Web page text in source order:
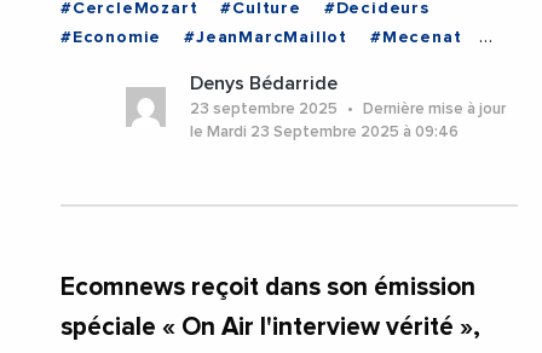
#CercleMozart #Culture
#Decideurs
#Economie
#JeanMarcMaillot
#Mecenat
#Montpellier
#Occitanie
Denys Bédarride
23 septembre 2025
Dernière mise à jour
le Mardi 23 Septembre 2025 à 09:46
Ecomnews reçoit dans son émission
spéciale « On Air l'interview vérité »,